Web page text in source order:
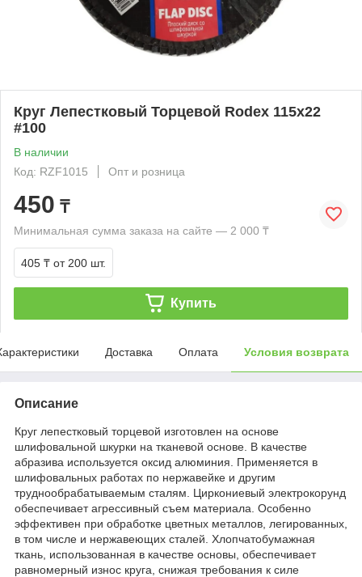
Круг Лепестковый Торцевой Rodex 115x22
#100
В наличии
Код: RZF1015
Опт и розница
450 ₸
Минимальная сумма заказа на сайте — 2 000 ₸
405 ₸ от 200 шт.
Купить
Доставка Оплата Условия возврата
Описание
Круг лепестковый торцевой изготовлен на основе
шлифовальной шкурки на тканевой основе. В качестве
абразива используется оксид алюминия. Применяется в
шлифовальных работах по нержавейке и другим
труднообрабатываемым сталям. Циркониевый электрокорунд
обеспечивает агрессивный съем материала. Особенно
эффективен при обработке цветных металлов, легированных,
в том числе и нержавеющих сталей. Хлопчатобумажная
ткань, использованная в качестве основы, обеспечивает
равномерный износ круга, снижая требования к силе